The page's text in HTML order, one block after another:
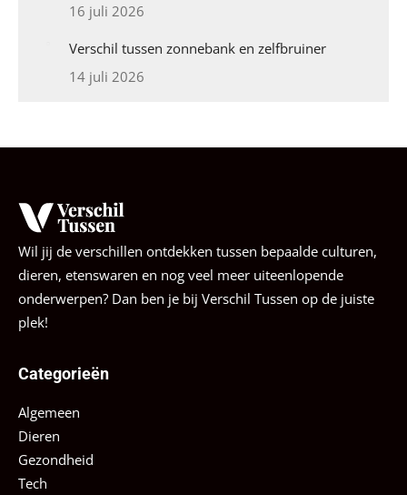
16 juli 2026
Verschil tussen zonnebank en zelfbruiner
14 juli 2026
Wil jij de verschillen ontdekken tussen bepaalde culturen,
dieren, etenswaren en nog veel meer uiteenlopende
onderwerpen? Dan ben je bij Verschil Tussen op de juiste
plek!
Categorieën
Algemeen
Dieren
Gezondheid
Tech